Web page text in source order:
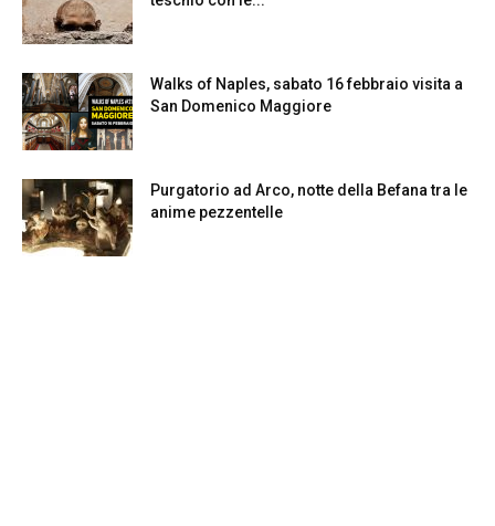
Walks of Naples, sabato 16 febbraio visita a
San Domenico Maggiore
Purgatorio ad Arco, notte della Befana tra le
anime pezzentelle